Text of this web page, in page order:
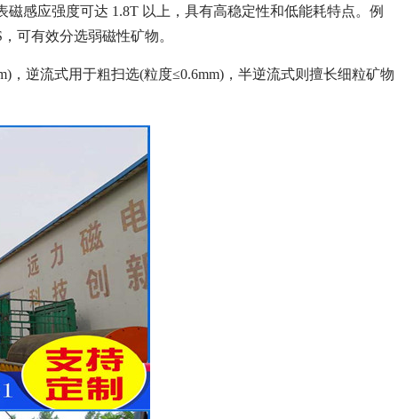
磁永磁滚筒
感应强度可达 1.8T 以上，具有高稳定性和低能耗特点。例
可有效分选弱磁性矿物。
逆流式用于粗扫选(粒度≤0.6mm)，半逆流式则擅长细粒矿物